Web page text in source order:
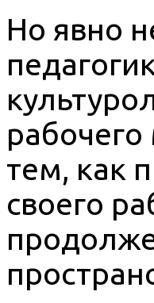
Но явно
тем, как
своего